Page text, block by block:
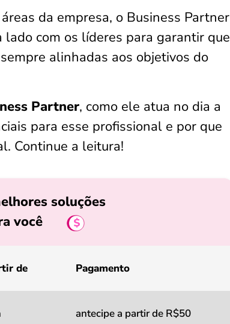
da empresa, o Business Partner
com os líderes para garantir que
alinhadas aos objetivos do
Partner, como ele atua no dia a
para esse profissional e por que
Continue a leitura!
soluções
você
de Pagamento
antecipe a partir de R$50